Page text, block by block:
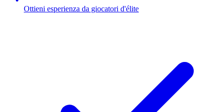
Ottieni esperienza da giocatori d'élite